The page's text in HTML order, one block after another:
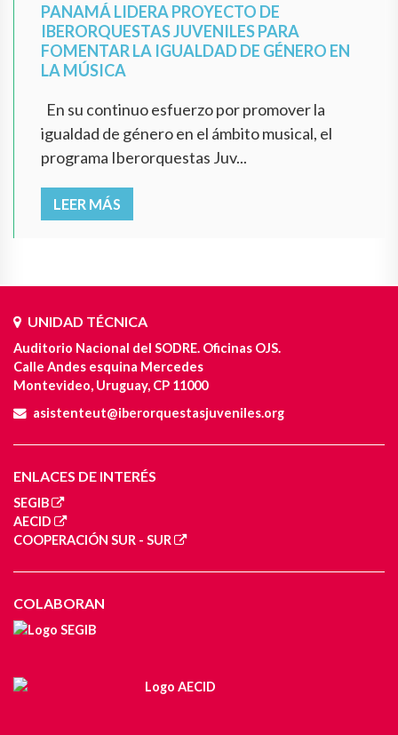
PANAMÁ LIDERA PROYECTO DE
IBERORQUESTAS JUVENILES PARA
FOMENTAR LA IGUALDAD DE GÉNERO EN
LA MÚSICA
En su continuo esfuerzo por promover la
igualdad de género en el ámbito musical, el
programa Iberorquestas Juv...
LEER MÁS
UNIDAD TÉCNICA
Auditorio Nacional del SODRE. Oficinas OJS.
Calle Andes esquina Mercedes
Montevideo, Uruguay, CP 11000
asistenteut@iberorquestasjuveniles.org
ENLACES DE INTERÉS
SEGIB
AECID
COOPERACIÓN SUR - SUR
COLABORAN